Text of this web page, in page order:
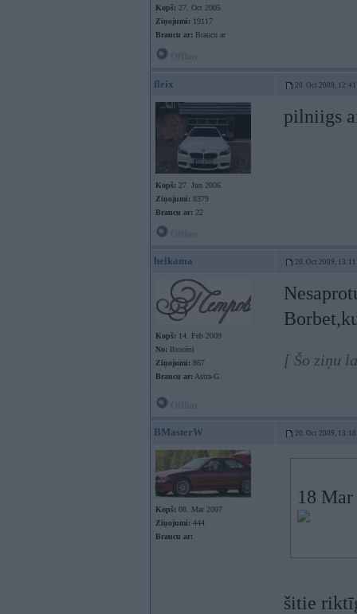
Kopš: 27. Oct 2005
Ziņojumi: 19117
Braucu ar: Braucu ar
fleix 20. Oct 2009, 12:41
Kopš: 27. Jun 2006
Ziņojumi: 8379
Braucu ar: 22
pilniigs
helkama 20. Oct 2009, 13:11
Kopš: 14. Feb 2009
No: Brocēni
Ziņojumi: 867
Braucu ar: Astra-G
[ Šo ziņu
BMasterW 20. Oct 2009, 13:18
Kopš: 08. Mar 2007
Ziņojumi: 444
Braucu ar:
18
šitie